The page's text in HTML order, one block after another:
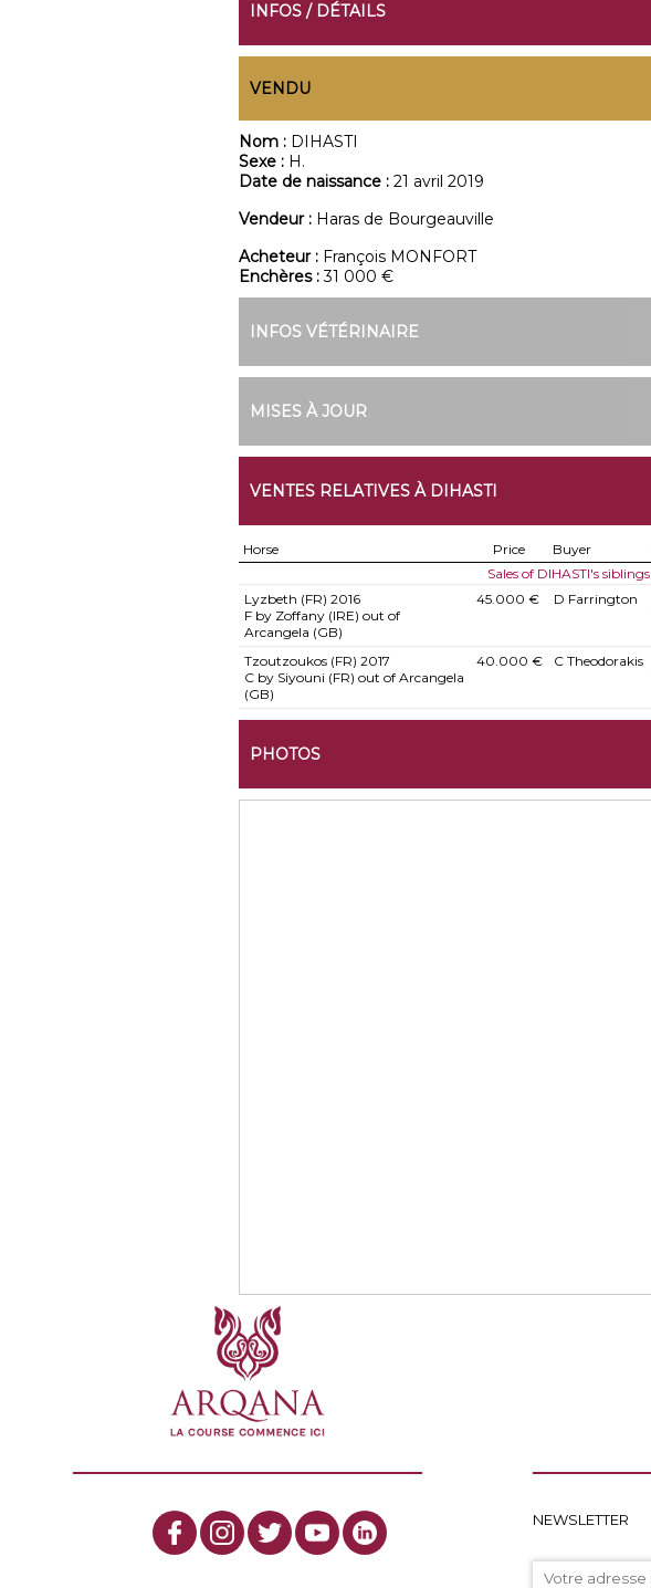
INFOS / DÉTAILS
VENDU
Nom : DIHASTI
Sexe : H.
Date de naissance : 21 avril 2019
Vendeur : Haras de Bourgeauville
Acheteur : François MONFORT
Enchères :31 000 €
INFOS VÉTÉRINAIRE
MISES À JOUR
VENTES RELATIVES À DIHASTI
Horse Price Buyer
Sales of DIHASTI's siblings
Lyzbeth (FR) 2016
F by Zoffany (IRE) out of
Arcangela (GB)
45.000 € D Farrington
Tzoutzoukos (FR) 2017
C by Siyouni (FR) out of Arcangela
(GB)
40.000 € C Theodorakis
PHOTOS
NEWSLETTER